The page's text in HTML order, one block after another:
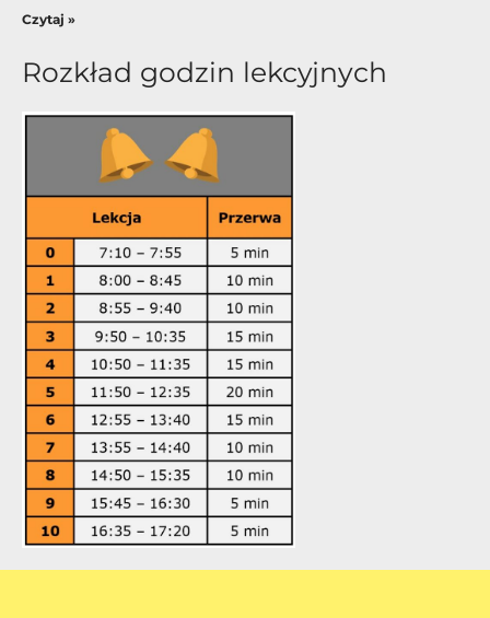
Czytaj »
Rozkład godzin lekcyjnych